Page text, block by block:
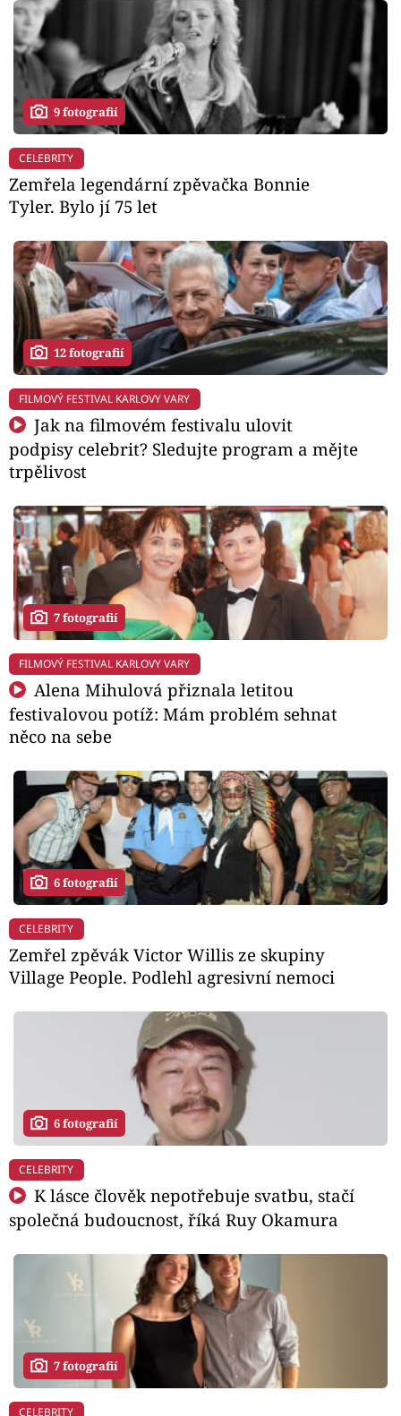
9 fotografií
CELEBRITY
Zemřela legendární zpěvačka Bonnie
Tyler. Bylo jí 75 let
12 fotografií
FILMOVÝ FESTIVAL KARLOVY VARY
Jak na filmovém festivalu ulovit
podpisy celebrit? Sledujte program a mějte
trpělivost
7 fotografií
FILMOVÝ FESTIVAL KARLOVY VARY
Alena Mihulová přiznala letitou
festivalovou potíž: Mám problém sehnat
něco na sebe
6 fotografií
CELEBRITY
Zemřel zpěvák Victor Willis ze skupiny
Village People. Podlehl agresivní nemoci
6 fotografií
CELEBRITY
K lásce člověk nepotřebuje svatbu, stačí
společná budoucnost, říká Ruy Okamura
7 fotografií
CELEBRITY